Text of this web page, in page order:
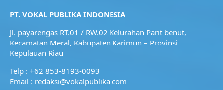
PT. VOKAL PUBLIKA INDONESIA
Jl. payarengas RT.01 / RW.02 Kelurahan Parit benut,
Kecamatan Meral, Kabupaten Karimun – Provinsi
Kepulauan Riau
Telp : +62 853-8193-0093
Email : redaksi@vokalpublika.com